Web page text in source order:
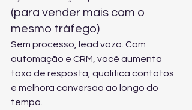
(para vender mais com o
mesmo tráfego)
Sem processo, lead vaza. Com
automação e CRM, você aumenta
taxa de resposta, qualifica contatos
e melhora conversão ao longo do
tempo.